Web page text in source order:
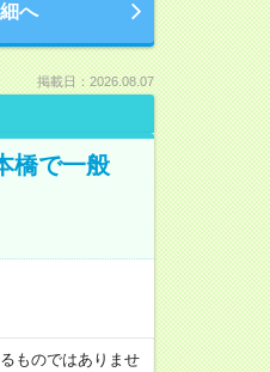
へ
掲載日：2026.08.07
橋で一般
ものではありませ